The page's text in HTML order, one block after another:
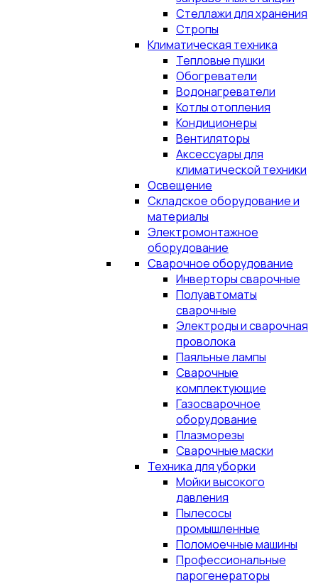
Стеллажи для хранения
Стропы
Климатическая техника
Тепловые пушки
Обогреватели
Водонагреватели
Котлы отопления
Кондиционеры
Вентиляторы
Аксессуары для
климатической техники
Освещение
Складское оборудование и
материалы
Электромонтажное
оборудование
Сварочное оборудование
Инверторы сварочные
Полуавтоматы
сварочные
Электроды и сварочная
проволока
Паяльные лампы
Сварочные
комплектующие
Газосварочное
оборудование
Плазморезы
Сварочные маски
Техника для уборки
Мойки высокого
давления
Пылесосы
промышленные
Поломоечные машины
Профессиональные
парогенераторы